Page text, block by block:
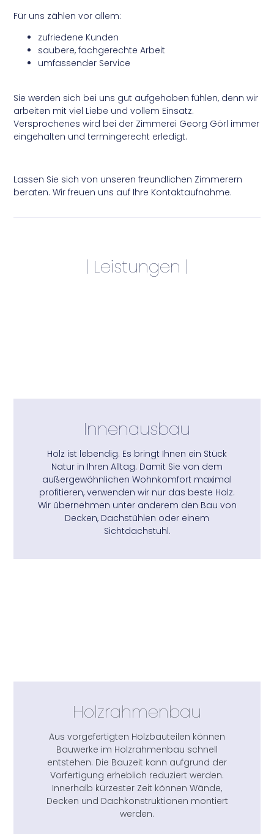
Für uns zählen vor allem:
zufriedene Kunden
saubere, fachgerechte Arbeit
umfassender Service
Sie werden sich bei uns gut aufgehoben fühlen, denn wir
arbeiten mit viel Liebe und vollem Einsatz.
Versprochenes wird bei der Zimmerei Georg Görl immer
eingehalten und termingerecht erledigt.
Lassen Sie sich von unseren freundlichen Zimmerern
beraten. Wir freuen uns auf Ihre Kontaktaufnahme.
| Leistungen |
Innenausbau
Holz ist lebendig. Es bringt Ihnen ein Stück
Natur in Ihren Alltag. Damit Sie von dem
außergewöhnlichen Wohnkomfort maximal
profitieren, verwenden wir nur das beste Holz.
Wir übernehmen unter anderem den Bau von
Decken, Dachstühlen oder einem
Sichtdachstuhl.
Holzrahmenbau
Aus vorgefertigten Holzbauteilen können
Bauwerke im Holzrahmenbau schnell
entstehen. Die Bauzeit kann aufgrund der
Vorfertigung erheblich reduziert werden.
Innerhalb kürzester Zeit können Wände,
Decken und Dachkonstruktionen montiert
werden.